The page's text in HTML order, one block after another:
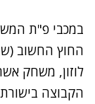
במכבי פ"ת
לוזון, משחק
הקבוצה